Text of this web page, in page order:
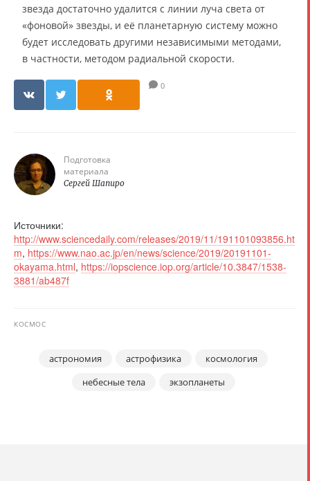
звезда достаточно удалится с линии луча света от
«фоновой» звезды, и её планетарную систему можно
будет исследовать другими независимыми методами,
в частности, методом радиальной скорости.
0
Подготовка
материала
Сергей Шапиро
Источники:
http://www.sciencedaily.com/releases/2019/11/191101093856.ht
m, https://www.nao.ac.jp/en/news/science/2019/20191101-
okayama.html, https://iopscience.iop.org/article/10.3847/1538-
3881/ab487f
КОСМОС
астрономия астрофизика
космология
небесные тела
экзопланеты